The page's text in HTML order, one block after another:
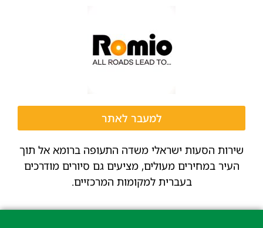
למעבר לאתר
שירות הסעות ישראלי משדה התעופה ברומא אל תוך
העיר במחירים מעולים, מציעים גם סיורים מודרכים
בעברית למקומות המרכזיים.